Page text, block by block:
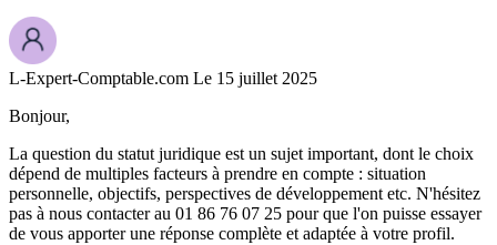
L-Expert-Comptable.com Le 15 juillet 2025
Bonjour,
La question du statut juridique est un sujet important, dont le choix
dépend de multiples facteurs à prendre en compte : situation
personnelle, objectifs, perspectives de développement etc. N'hésitez
pas à nous contacter au 01 86 76 07 25 pour que l'on puisse essayer
de vous apporter une réponse complète et adaptée à votre profil.